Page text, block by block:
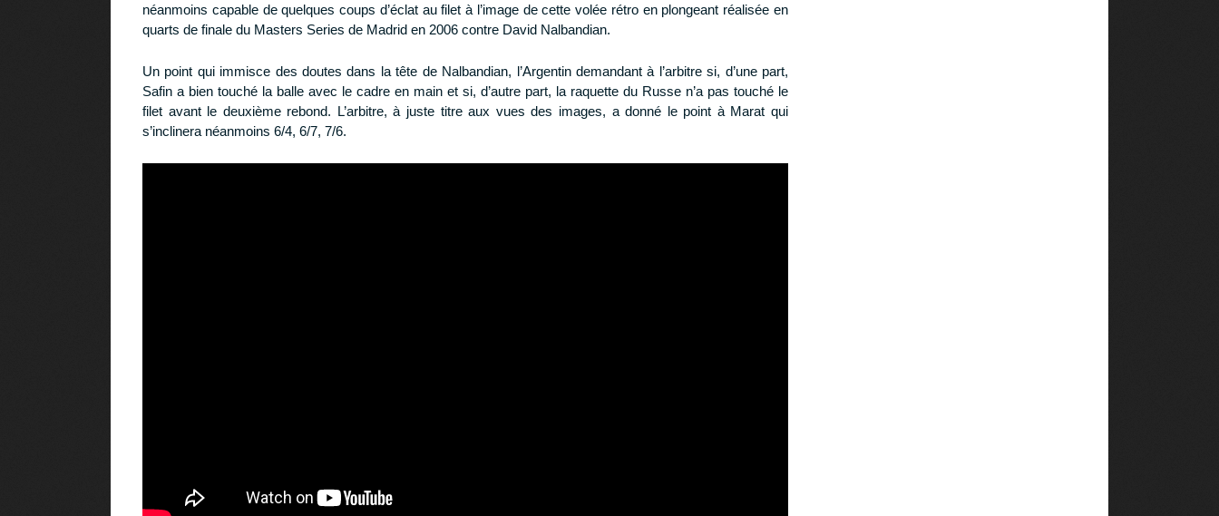
néanmoins capable de quelques coups d’éclat au filet à l’image de cette volée rétro en plongeant réalisée en
quarts de finale du Masters Series de Madrid en 2006 contre David Nalbandian.
Un point qui immisce des doutes dans la tête de Nalbandian, l’Argentin demandant à l’arbitre si, d’une part,
Safin a bien touché la balle avec le cadre en main et si, d’autre part, la raquette du Russe n’a pas touché le
filet avant le deuxième rebond. L’arbitre, à juste titre aux vues des images, a donné le point à Marat qui
s’inclinera néanmoins 6/4, 6/7, 7/6.